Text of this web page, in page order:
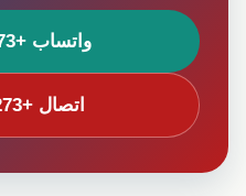
واتساب +34610890273
اتصال +34610890273